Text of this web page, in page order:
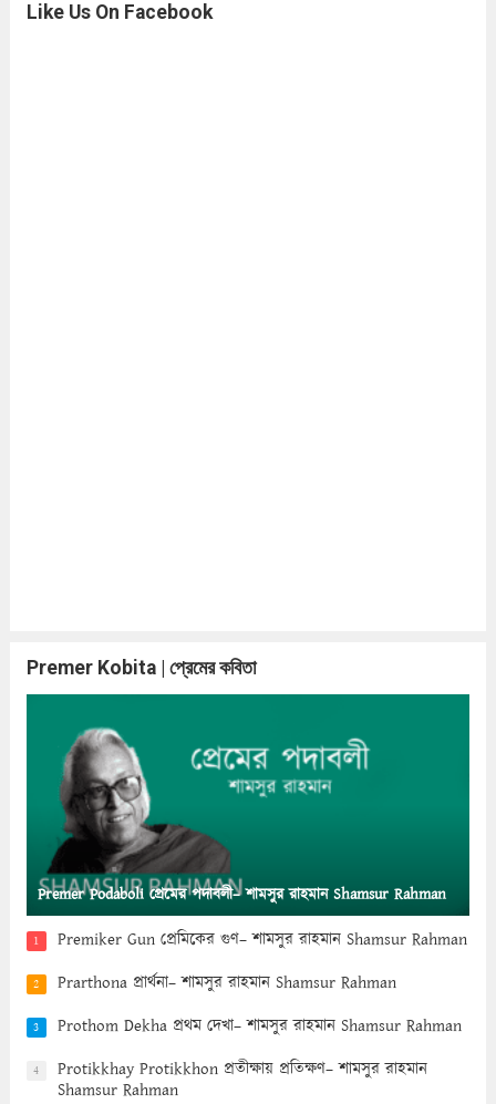
Like Us On Facebook
Premer Kobita | প্রেমের কবিতা
Premer Podaboli প্রেমের পদাবলী– শামসুর রাহমান Shamsur Rahman
1 Premiker Gun প্রেমিকের গুণ– শামসুর রাহমান Shamsur Rahman
2 Prarthona প্রার্থনা– শামসুর রাহমান Shamsur Rahman
3 Prothom Dekha প্রথম দেখা– শামসুর রাহমান Shamsur Rahman
4
Protikkhay Protikkhon প্রতীক্ষায় প্রতিক্ষণ– শামসুর রাহমান
Shamsur Rahman